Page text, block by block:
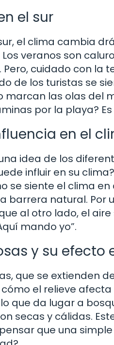
el sur
el clima cambia
veranos son
Pero, cuidado con
de los turistas se
marcan las olas del
por la playa?
en el
idea de los
influir en su
se siente el clima
barrera natural. Por
al otro lado, el
mando yo”.
y su efecto
que se extienden
el relieve
que da lugar a
secas y cálidas.
pensar que una